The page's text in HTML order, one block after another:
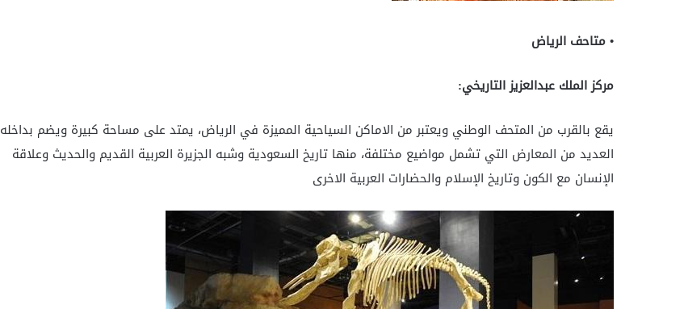
• متاحف الرياض
مركز الملك عبدالعزيز التاريخي:
يقع بالقرب من المتحف الوطني ويعتبر من الاماكن السياحية المميزة في الرياض، يمتد على مساحة كبيرة ويضم بداخله
العديد من المعارض التي تشمل مواضيع مختلفة، منها تاريخ السعودية وشبه الجزيرة العربية القديم والحديث وعلاقة
الإنسان مع الكون وتاريخ الإسلام والحضارات العربية الاخرى